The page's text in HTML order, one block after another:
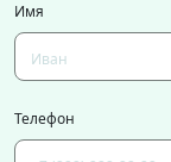
Имя
Телефон